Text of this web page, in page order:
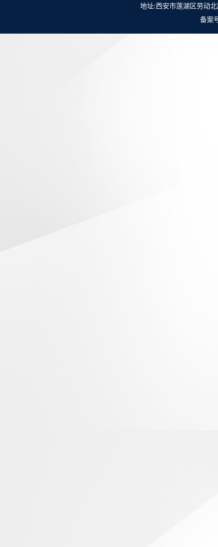
地址:西安市莲湖区劳动
备案